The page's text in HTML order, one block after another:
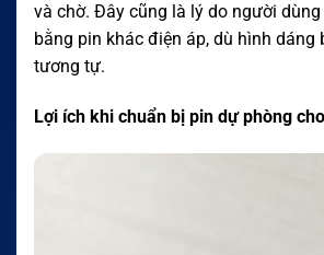
và chờ. Đây cũng là lý do người
bằng pin khác điện áp, dù hình dáng
tương tự.
Lợi ích khi chuẩn bị pin dự phòng